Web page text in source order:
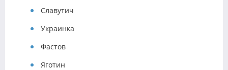
Славутич
Украинка
Фастов
Яготин